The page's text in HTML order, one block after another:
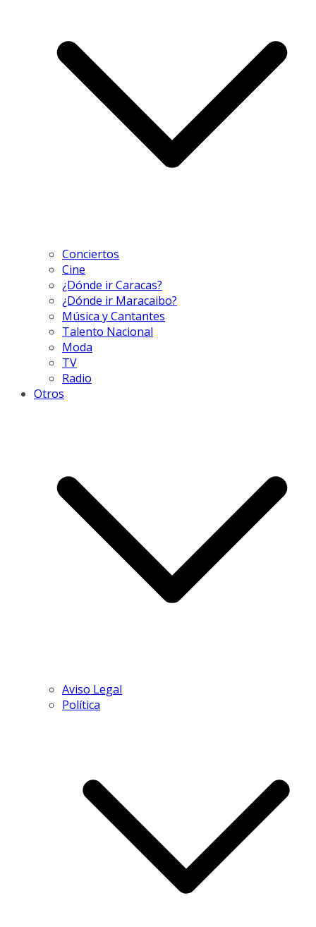
Conciertos
Cine
¿Dónde ir Caracas?
¿Dónde ir Maracaibo?
Música y Cantantes
Talento Nacional
Moda
TV
Radio
Otros
Aviso Legal
Política